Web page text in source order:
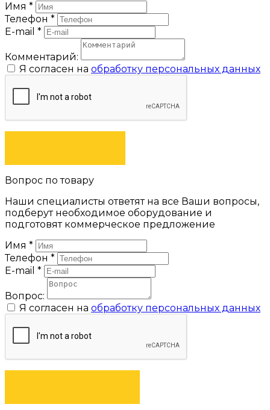
Имя *
Телефон *
E-mail *
Комментарий:
Я согласен на обработку персональных данных
Вопрос по товару
Наши специалисты ответят на все Ваши вопросы,
подберут необходимое оборудование и
подготовят коммерческое предложение
Имя *
Телефон *
E-mail *
Вопрос:
Я согласен на обработку персональных данных